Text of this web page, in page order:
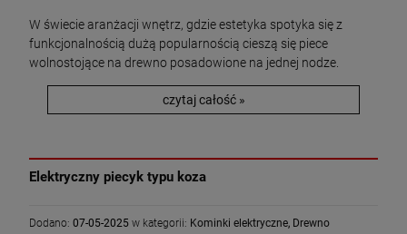
W świecie aranżacji wnętrz, gdzie estetyka spotyka się z
funkcjonalnością dużą popularnością cieszą się piece
wolnostojące na drewno posadowione na jednej nodze.
czytaj całość »
Elektryczny piecyk typu koza
Dodano: 07-05-2025 w kategorii: Kominki elektryczne, Drewno